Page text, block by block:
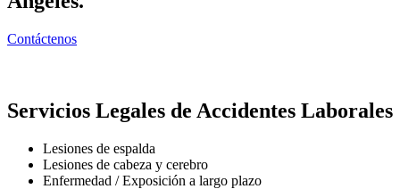
Contáctenos
Servicios Legales de Accidentes Laborales
Lesiones de espalda
Lesiones de cabeza y cerebro
Enfermedad / Exposición a largo plazo